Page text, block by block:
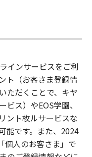
インサービスをご利
ト（お客さま登録情
ただくことで、キヤ
ス）やEOS学園、
ント枚ルサービスな
能です。また、2024
個人のお客さま」で